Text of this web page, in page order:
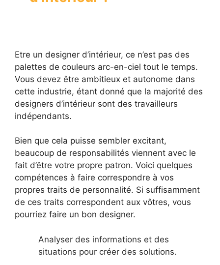
Etre un designer d’intérieur, ce n’est pas des
palettes de couleurs arc-en-ciel tout le temps.
Vous devez être ambitieux et autonome dans
cette industrie, étant donné que la majorité des
designers d’intérieur sont des travailleurs
indépendants.
Bien que cela puisse sembler excitant,
beaucoup de responsabilités viennent avec le
fait d’être votre propre patron. Voici quelques
compétences à faire correspondre à vos
propres traits de personnalité. Si suffisamment
de ces traits correspondent aux vôtres, vous
pourriez faire un bon designer.
Analyser des informations et des
situations pour créer des solutions.